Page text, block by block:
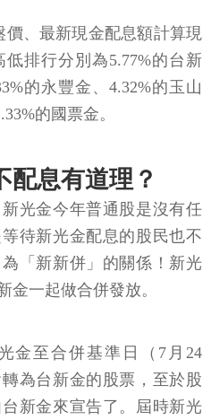
價、最新現金配息額計算現
排行分別為5.77%的台新
的永豐金、4.32%的玉山
的國票金。
配息有道理？
光金今年普通股是沒有任
待新光金配息的股民也不
「新新併」的關係！新光
金一起做合併發放。
金至合併基準日（7月24
為台新金的股票，至於股
新金來宣告了。屆時新光